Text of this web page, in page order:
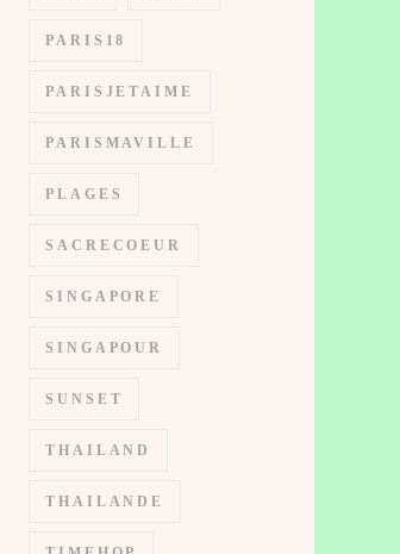
PARIS18
PARISJETAIME
PARISMAVILLE
PLAGES
SACRECOEUR
SINGAPORE
SINGAPOUR
SUNSET
THAILAND
THAILANDE